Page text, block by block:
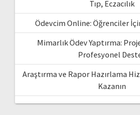
Tıp, Eczacılık
Ödevcim Online: Öğrenciler
Mimarlık Ödev Yaptırma:
Profesyonel
Araştırma ve Rapor Hazırlama
Kazanın